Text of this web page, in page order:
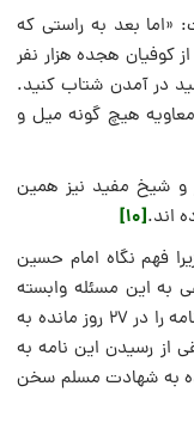
«اما بعد به راستی که
کوفیان هجده هزار نفر
در آمدن شتاب کنید.
معاویه هیچ گونه میل و
و شیخ مفید نیز همین
اند.[10]
فهم نگاه امام حسین
به این مسئله وابسته
است؛ در حالی که گزارشی از طبری، نگارش این نامه را در ۲۷ روز مانده به
از رسیدن این نامه به
السلام) در ۲۷ روز مانده به شهادت مسلم سخن